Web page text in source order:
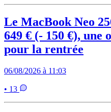
Le MacBook Neo
649 € (- 150 €), une
pour la rentrée
06/08/2026 à 11:03
• 13